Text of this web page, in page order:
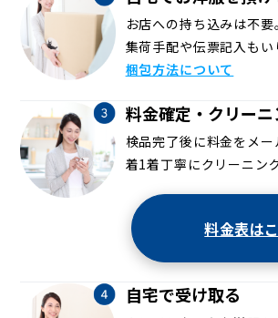
お店への持ち込みは不要
集荷手配や伝票記入もい
梱包方法について
料金確定・クリーニ
検品完了後に料金をメ
着1着丁寧にクリーニン
料金表は
自宅で受け取る